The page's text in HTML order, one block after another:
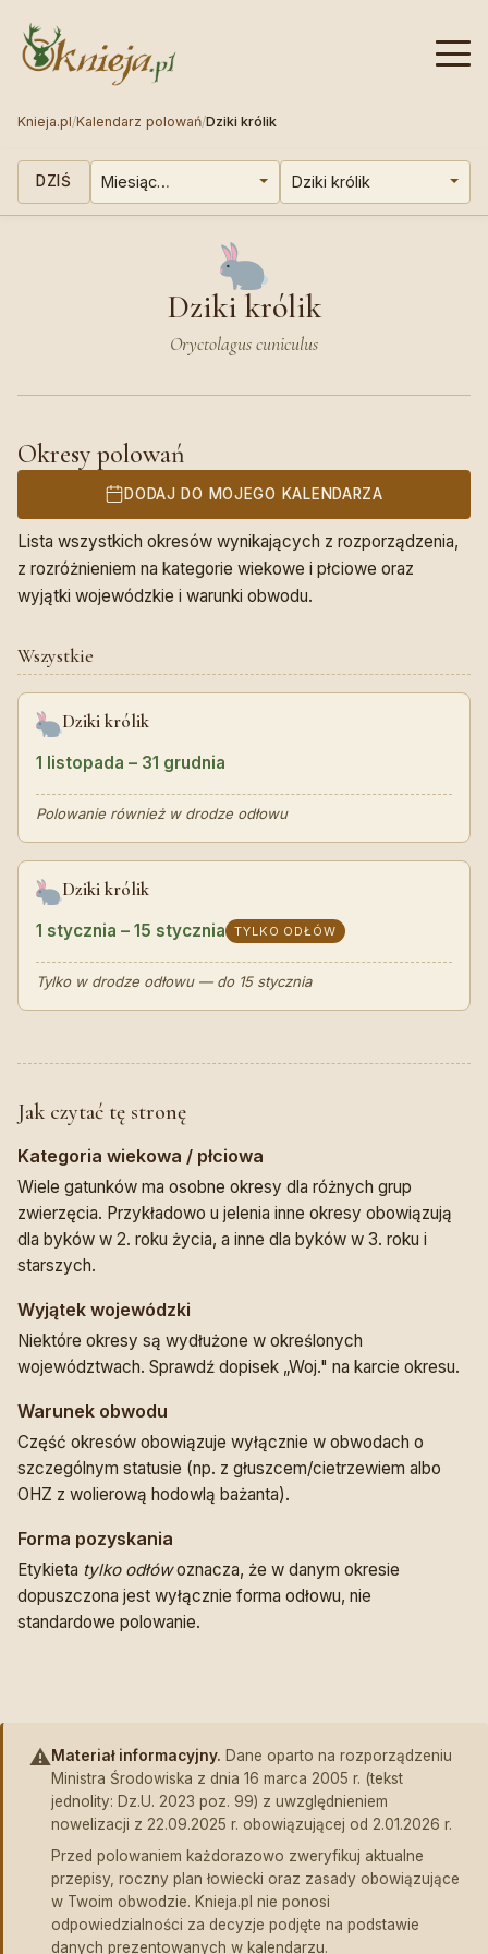
Knieja.pl/Kalendarz polowań/Dziki królik
DZIŚ
Dziki królik
Oryctolagus cuniculus
Okresy polowań
DODAJ DO MOJEGO KALENDARZA
Lista wszystkich okresów wynikających z rozporządzenia,
z rozróżnieniem na kategorie wiekowe i płciowe oraz
wyjątki wojewódzkie i warunki obwodu.
Wszystkie
Dziki królik
1 listopada – 31 grudnia
Polowanie również w drodze odłowu
Dziki królik
1 stycznia – 15 stycznia TYLKO ODŁÓW
Tylko w drodze odłowu — do 15 stycznia
Jak czytać tę stronę
Kategoria wiekowa / płciowa
Wiele gatunków ma osobne okresy dla różnych grup
zwierzęcia. Przykładowo u jelenia inne okresy obowiązują
dla byków w 2. roku życia, a inne dla byków w 3. roku i
starszych.
Wyjątek wojewódzki
Niektóre okresy są wydłużone w określonych
województwach. Sprawdź dopisek „Woj." na karcie okresu.
Warunek obwodu
Część okresów obowiązuje wyłącznie w obwodach o
szczególnym statusie (np. z głuszcem/cietrzewiem albo
OHZ z wolierową hodowlą bażanta).
Forma pozyskania
Etykieta tylko odłówoznacza, że w danym okresie
dopuszczona jest wyłącznie forma odłowu, nie
standardowe polowanie.
⚠️Materiał informacyjny. Dane oparto na rozporządzeniu
Ministra Środowiska z dnia 16 marca 2005 r. (tekst
jednolity: Dz.U. 2023 poz. 99) z uwzględnieniem
nowelizacji z 22.09.2025 r. obowiązującej od 2.01.2026 r.
Przed polowaniem każdorazowo zweryfikuj aktualne
przepisy, roczny plan łowiecki oraz zasady obowiązujące
w Twoim obwodzie. Knieja.pl nie ponosi
odpowiedzialności za decyzje podjęte na podstawie
danych prezentowanych w kalendarzu.